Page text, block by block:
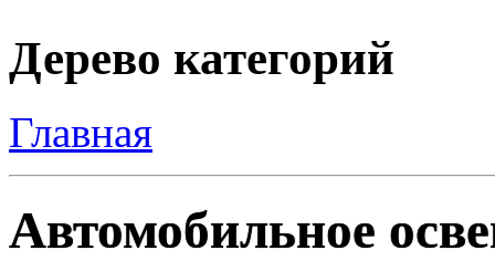
Дерево категорий
Главная
Автомобильное